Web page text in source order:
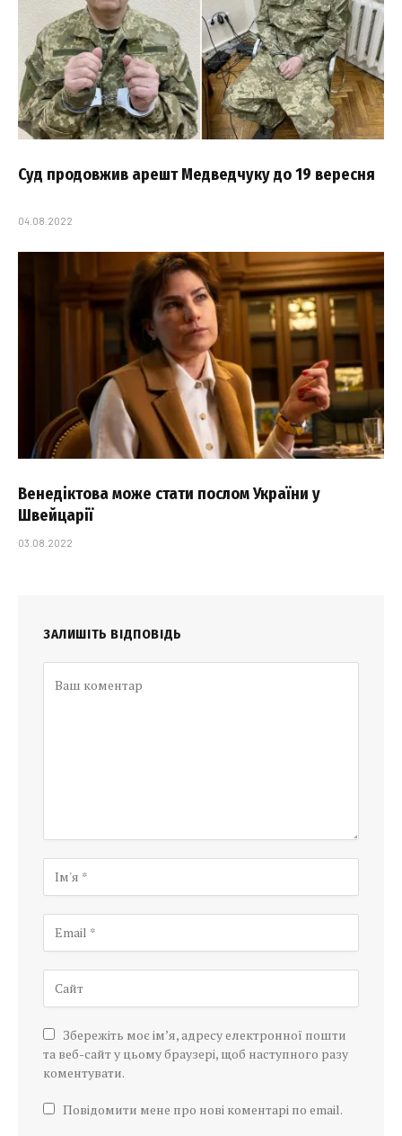
Суд продовжив арешт Медведчуку до 19 вересня
04.08.2022
Венедіктова може стати послом України у
Швейцарії
03.08.2022
ЗАЛИШІТЬ ВІДПОВІДЬ
Збережіть моє ім’я, адресу електронної пошти
та веб-сайт у цьому браузері, щоб наступного разу
коментувати.
Повідомити мене про нові коментарі по email.